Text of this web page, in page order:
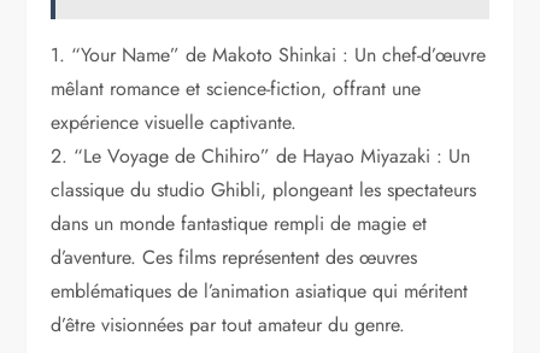
1. “Your Name” de Makoto Shinkai : Un chef-d’œuvre
mêlant romance et science-fiction, offrant une
expérience visuelle captivante.
2. “Le Voyage de Chihiro” de Hayao Miyazaki : Un
classique du studio Ghibli, plongeant les spectateurs
dans un monde fantastique rempli de magie et
d’aventure. Ces films représentent des œuvres
emblématiques de l’animation asiatique qui méritent
d’être visionnées par tout amateur du genre.